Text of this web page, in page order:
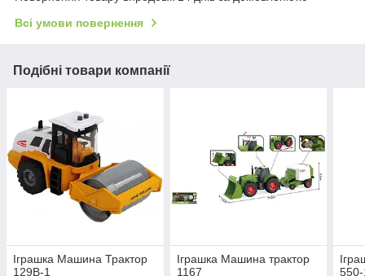
Всі умови повернення
Подібні товари компанії
Іграшка Машина Трактор
129В-1
Іграшка Машина трактор
1167